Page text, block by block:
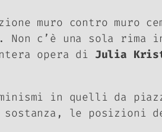
muro contro muro
. Non c’è una sola rima
opera di Julia
in quelli da
le posizioni